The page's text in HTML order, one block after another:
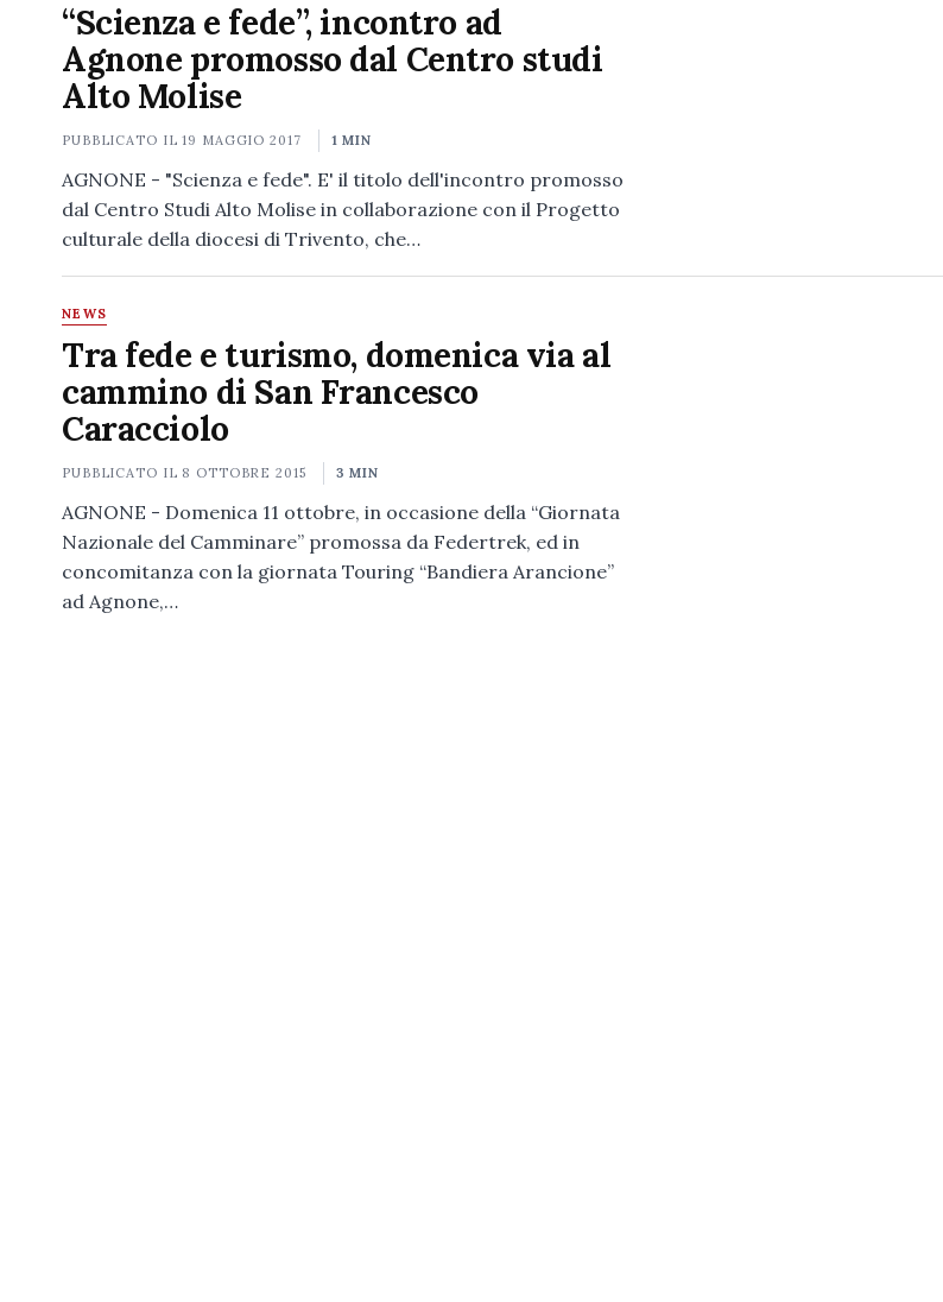
“Scienza e fede”, incontro ad
Agnone promosso dal Centro studi
Alto Molise
PUBBLICATO IL19 MAGGIO 2017 1 MIN
AGNONE - "Scienza e fede". E' il titolo dell'incontro promosso
dal Centro Studi Alto Molise in collaborazione con il Progetto
culturale della diocesi di Trivento, che…
NEWS
Tra fede e turismo, domenica via al
cammino di San Francesco
Caracciolo
PUBBLICATO IL 8 OTTOBRE 2015 3 MIN
AGNONE - Domenica 11 ottobre, in occasione della “Giornata
Nazionale del Camminare” promossa da Federtrek, ed in
concomitanza con la giornata Touring “Bandiera Arancione”
ad Agnone,…